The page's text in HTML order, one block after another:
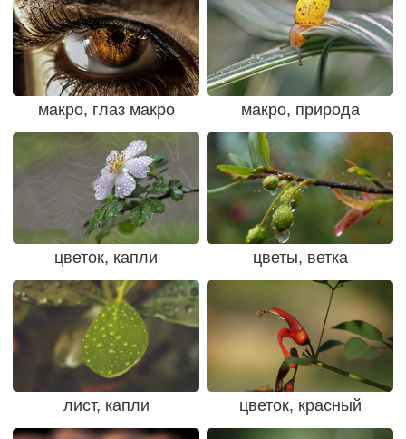
макро, глаз макро макро, природа
цветок, капли цветы, ветка
лист, капли цветок, красный